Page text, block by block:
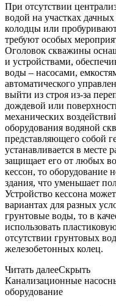
При отсутствии
водой на участках
колодцы или
требуют особых
Оголовок скважины
и устройствами,
воды – насосами,
автоматического
выйти из строя из-за
дождевой или
механических
оборудования водяной
представляющего собой
устанавливается в месте
защищает его от любых
кессон, то оборудование
здания, что уменьшает
Устройство кессона
вариантах для разных
грунтовые воды, то в
использовать
отсутствии грунтовых
железобетонных колец.
Читать далееСкрыть
Канализационные
оборудование